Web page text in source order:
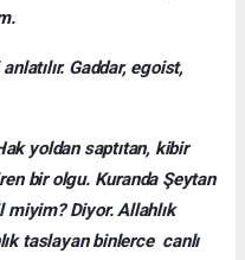
Gaddar, egoist,
yoldan saptıtan, kibir
bir olgu. Kuranda Şeytan
miyim? Diyor. Allahlık
taslayan binlerce canlı